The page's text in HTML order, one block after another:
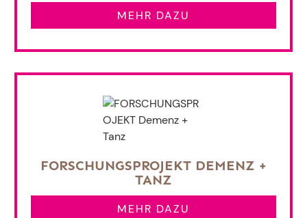
MEHR DAZU
FORSCHUNGSPROJEKT DEMENZ +
TANZ
MEHR DAZU